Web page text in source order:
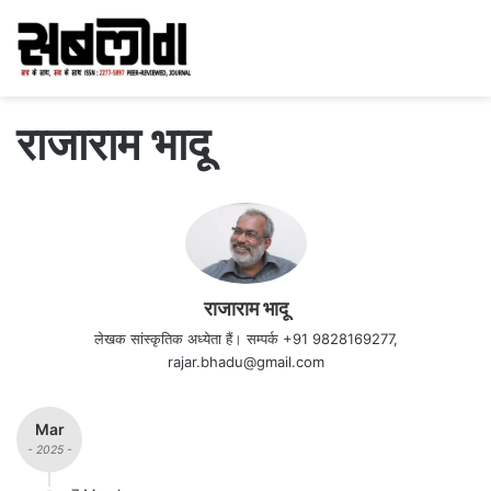
राजाराम भादू
राजाराम भादू
लेखक सांस्कृतिक अध्येता हैं। सम्पर्क +91 9828169277,
rajar.bhadu@gmail.com
Mar
- 2025 -